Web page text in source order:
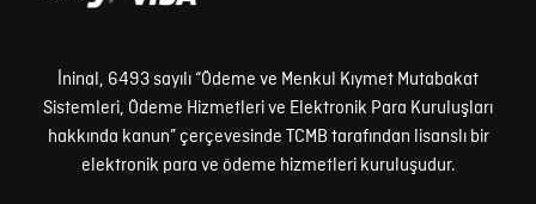
İninal, 6493 sayılı “Ödeme ve Menkul Kıymet Mutabakat
Sistemleri, Ödeme Hizmetleri ve Elektronik Para Kuruluşları
hakkında kanun” çerçevesinde TCMB tarafından lisanslı bir
elektronik para ve ödeme hizmetleri kuruluşudur.